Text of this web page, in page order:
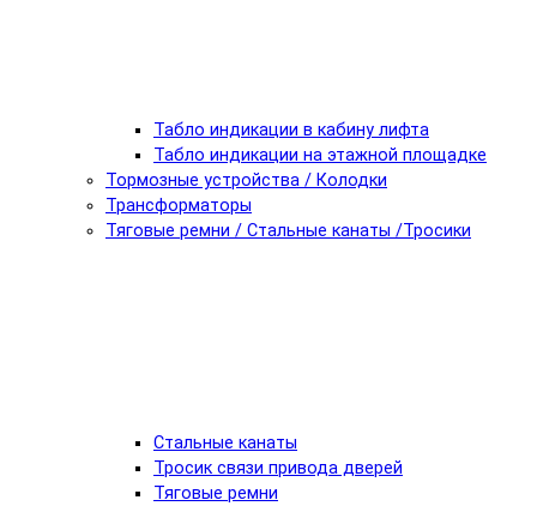
Табло индикации в кабину лифта
Табло индикации на этажной площадке
Тормозные устройства / Колодки
Трансформаторы
Тяговые ремни / Стальные канаты /Тросики
Стальные канаты
Тросик связи привода дверей
Тяговые ремни